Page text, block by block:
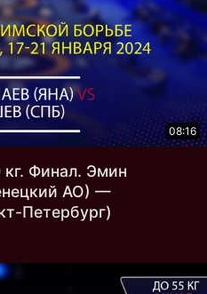
08:16
Финал. Эмин
АО) —
Петербург)